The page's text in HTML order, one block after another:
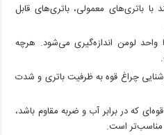
با باتری‌های معمولی، باتری‌های قابل
واحد لومن اندازه‌گیری می‌شود. هرچه
چراغ قوه به ظرفیت باتری و شدت
که در برابر آب و ضربه مقاوم باشد،
است.